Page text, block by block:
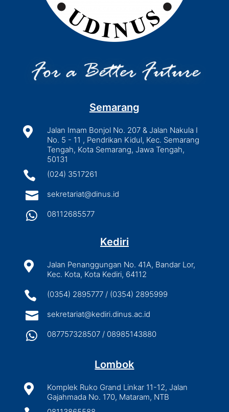
Semarang

Jalan Imam Bonjol No. 207 & Jalan Nakula I
No. 5 - 11 , Pendrikan Kidul, Kec. Semarang
Tengah, Kota Semarang, Jawa Tengah,
50131
 (024) 3517261
 sekretariat@dinus.id
 08112685577
Kediri

Jalan Penanggungan No. 41A, Bandar Lor,
Kec. Kota, Kota Kediri, 64112
 (0354) 2895777 / (0354) 2895999
 sekretariat@kediri.dinus.ac.id
 087757328507 / 08985143880
Lombok

Komplek Ruko Grand Linkar 11-12, Jalan
Gajahmada No. 170, Mataram, NTB